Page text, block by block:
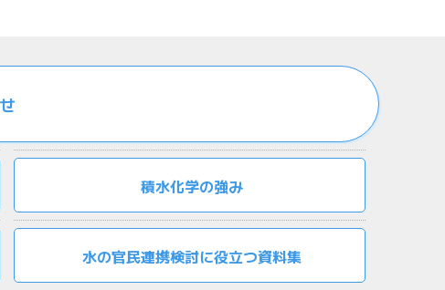
積水化学の強み
水の官民連携検討に役立つ資料集